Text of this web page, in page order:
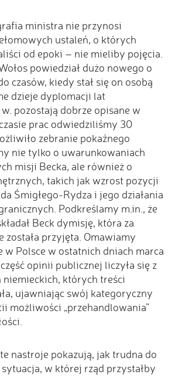
ministra nie przynosi
ustaleń, o których
od epoki – nie mieliby pojęcia.
powiedział dużo nowego o
czasów, kiedy stał się on osobą
dzieje dyplomacji lat
pozostają dobrze opisane w
prac odwiedziliśmy 30
zebranie pokaźnego
nie tylko o uwarunkowaniach
misji Becka, ale również o
takich jak wzrost pozycji
Śmigłego-Rydza i jego działania
Podkreślamy m.in., że
Beck dymisję, która za
została przyjęta. Omawiamy
w Polsce w ostatnich dniach marca
opinii publicznej liczyła się z
niemieckich, których treści
ujawniając swój kategoryczny
możliwości „przehandlowania”
nastroje pokazują, jak trudna do
w której rząd przystałby